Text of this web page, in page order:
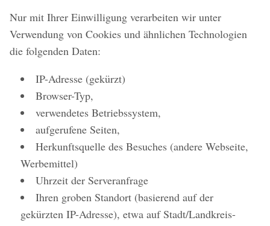
Nur mit Ihrer Einwilligung verarbeiten wir unter
Verwendung von Cookies und ähnlichen Technologien
die folgenden Daten:
IP-Adresse (gekürzt)
Browser-Typ,
verwendetes Betriebssystem,
aufgerufene Seiten,
Herkunftsquelle des Besuches (andere Webseite,
Werbemittel)
Uhrzeit der Serveranfrage
Ihren groben Standort (basierend auf der
gekürzten IP-Adresse), etwa auf Stadt/Landkreis-